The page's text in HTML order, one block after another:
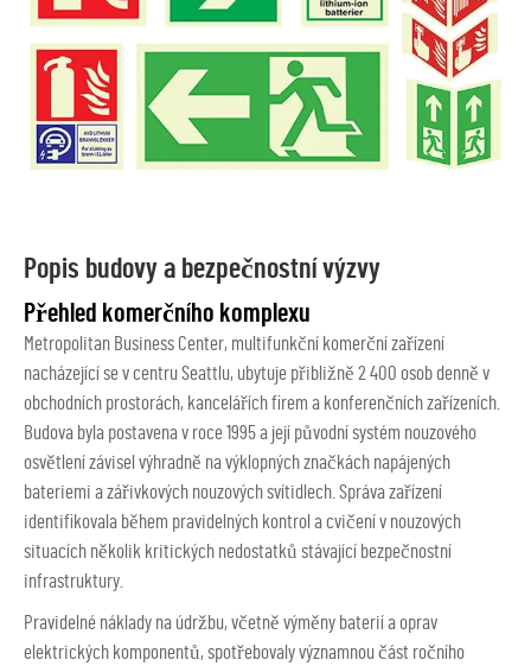
Popis budovy a bezpečnostní výzvy
Přehled komerčního komplexu
Metropolitan Business Center, multifunkční komerční zařízení
nacházející se v centru Seattlu, ubytuje přibližně 2 400 osob denně v
obchodních prostorách, kancelářích firem a konferenčních zařízeních.
Budova byla postavena v roce 1995 a její původní systém nouzového
osvětlení závisel výhradně na výklopných značkách napájených
bateriemi a zářivkových nouzových svítidlech. Správa zařízení
identifikovala během pravidelných kontrol a cvičení v nouzových
situacích několik kritických nedostatků stávající bezpečnostní
infrastruktury.
Pravidelné náklady na údržbu, včetně výměny baterií a oprav
elektrických komponentů, spotřebovaly významnou část ročního